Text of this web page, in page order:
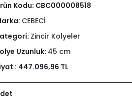
Kodu: CBC000008518
CEBECİ
Zincir Kolyeler
Uzunluk: 45 cm
: 447.096,96 TL